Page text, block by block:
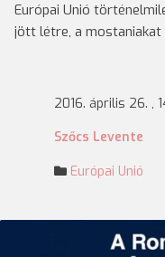
Európai Unió
jött létre, a mostaniakat
2016. április 26. ,
Szőcs Levente
Európai Unió